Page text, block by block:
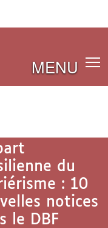
MENU
du
: 10
notices
le DBF